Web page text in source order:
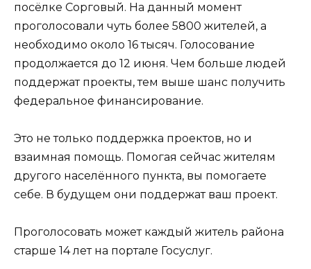
посёлке Сорговый. На данный момент
проголосовали чуть более 5800 жителей, а
необходимо около 16 тысяч. Голосование
продолжается до 12 июня. Чем больше людей
поддержат проекты, тем выше шанс получить
федеральное финансирование.
Это не только поддержка проектов, но и
взаимная помощь. Помогая сейчас жителям
другого населённого пункта, вы помогаете
себе. В будущем они поддержат ваш проект.
Проголосовать может каждый житель района
старше 14 лет на портале Госуслуг.